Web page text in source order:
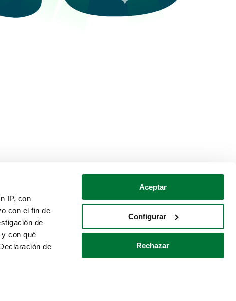
IP, con
con el fin de
de
con qué
de
Aceptar
Configurar
Rechazar